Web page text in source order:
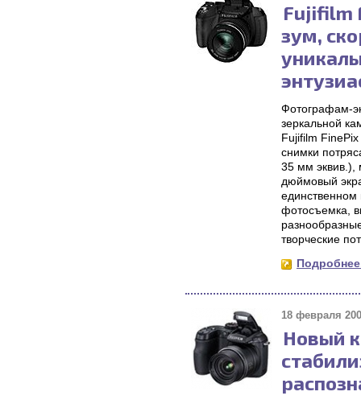
Fujifilm
зум,
Фотографам-
зеркальной
Fujifilm
снимки
35 мм эквив.),
дюймовый
единственном
фотосъемка,
творческие
18 февраля
Новый